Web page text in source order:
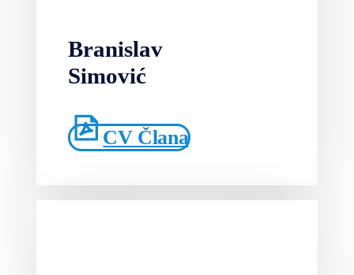
Branislav
Simović
CV Člana